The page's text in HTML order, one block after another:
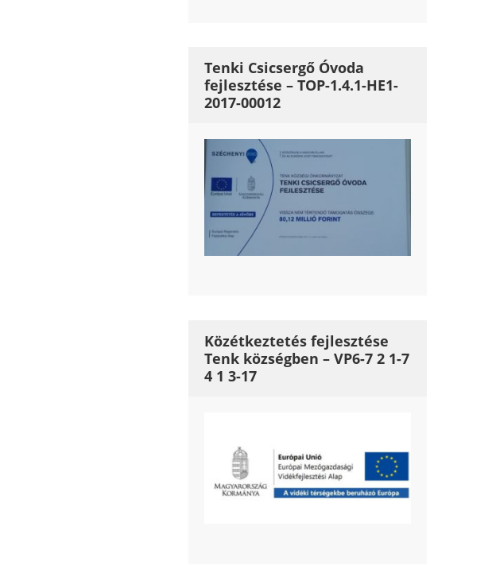
Tenki Csicsergő Óvoda
fejlesztése – TOP-1.4.1-HE1-
2017-00012
Közétkeztetés fejlesztése
Tenk községben – VP6-7 2 1-7
4 1 3-17